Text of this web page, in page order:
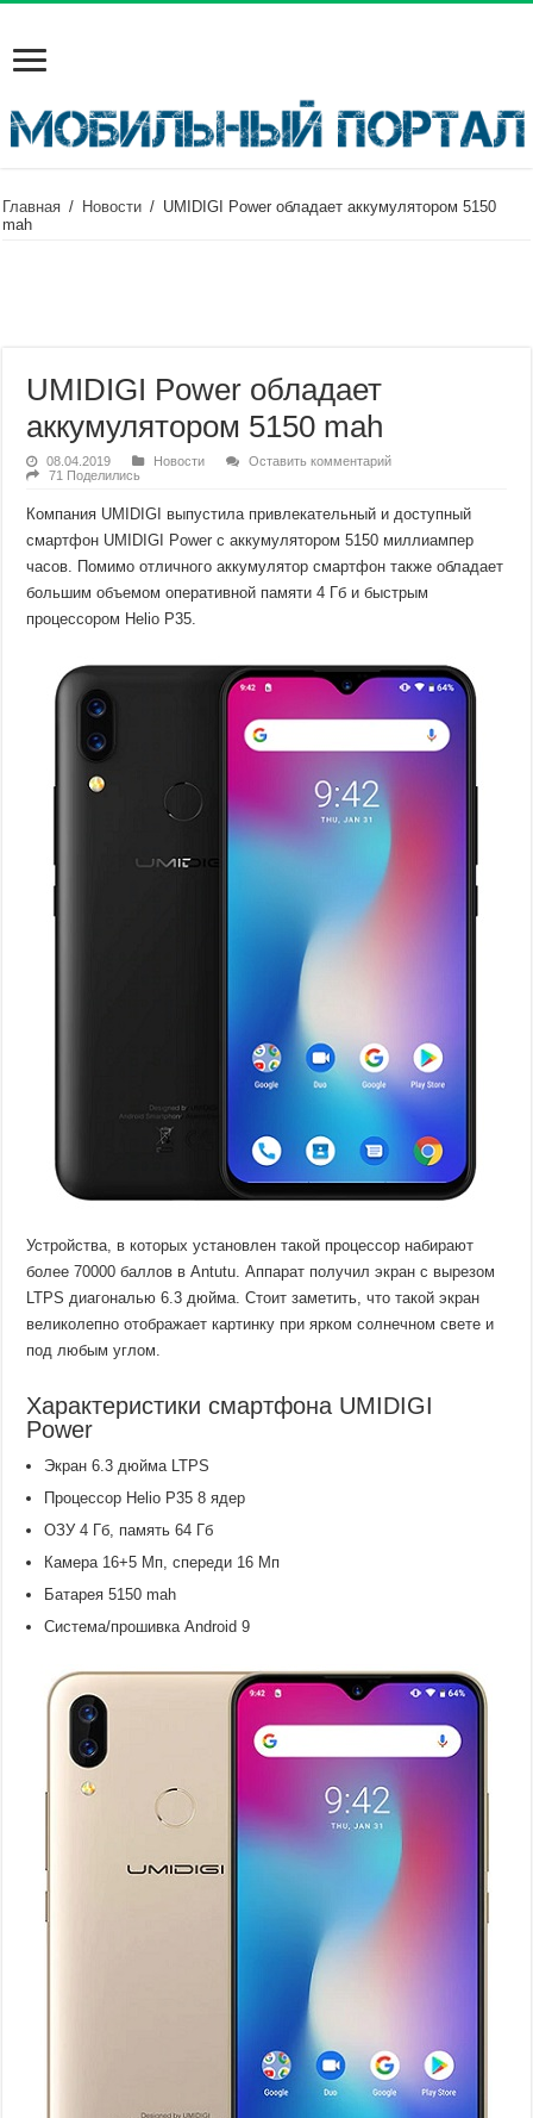
Главная / Новости / UMIDIGI Power обладает аккумулятором 5150
mah
UMIDIGI Power обладает
аккумулятором 5150 mah
08.04.2019 Новости
Оставить комментарий
71 Поделились
Компания UMIDIGI выпустила привлекательный и доступный
смартфон UMIDIGI Power с аккумулятором 5150 миллиампер
часов. Помимо отличного аккумулятор смартфон также обладает
большим объемом оперативной памяти 4 Гб и быстрым
процессором Helio P35.
Устройства, в которых установлен такой процессор набирают
более 70000 баллов в Antutu. Аппарат получил экран с вырезом
LTPS диагональю 6.3 дюйма. Стоит заметить, что такой экран
великолепно отображает картинку при ярком солнечном свете и
под любым углом.
Характеристики смартфона UMIDIGI
Power
Экран 6.3 дюйма LTPS
Процессор Helio P35 8 ядер
ОЗУ 4 Гб, память 64 Гб
Камера 16+5 Мп, спереди 16 Мп
Батарея 5150 mah
Система/прошивка Android 9